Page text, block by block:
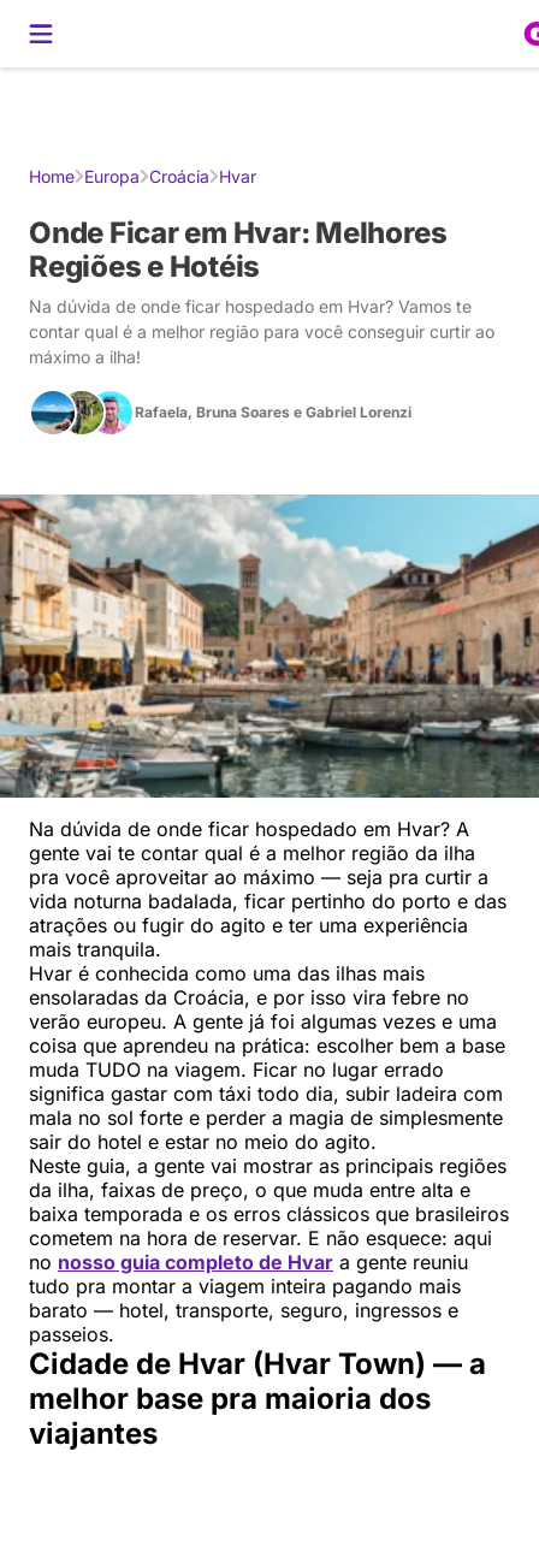
Gerador de Roteiros Estados
Home Europa Croácia Hvar
Onde Ficar em Hvar: Melhores
Regiões e Hotéis
Na dúvida de onde ficar hospedado em Hvar? Vamos te
contar qual é a melhor região para você conseguir curtir ao
máximo a ilha!
Rafaela, Bruna Soares e Gabriel Lorenzi
Na dúvida de onde ficar hospedado em Hvar? A
gente vai te contar qual é a melhor região da ilha
pra você aproveitar ao máximo — seja pra curtir a
vida noturna badalada, ficar pertinho do porto e das
atrações ou fugir do agito e ter uma experiência
mais tranquila.
Hvar é conhecida como uma das ilhas mais
ensolaradas da Croácia, e por isso vira febre no
verão europeu. A gente já foi algumas vezes e uma
coisa que aprendeu na prática: escolher bem a base
muda TUDO na viagem. Ficar no lugar errado
significa gastar com táxi todo dia, subir ladeira com
mala no sol forte e perder a magia de simplesmente
sair do hotel e estar no meio do agito.
Neste guia, a gente vai mostrar as principais regiões
da ilha, faixas de preço, o que muda entre alta e
baixa temporada e os erros clássicos que brasileiros
cometem na hora de reservar. E não esquece: aqui
no nosso guia completo de Hvar a gente reuniu
tudo pra montar a viagem inteira pagando mais
barato — hotel, transporte, seguro, ingressos e
passeios.
Cidade de Hvar (Hvar Town) — a
melhor base pra maioria dos
viajantes